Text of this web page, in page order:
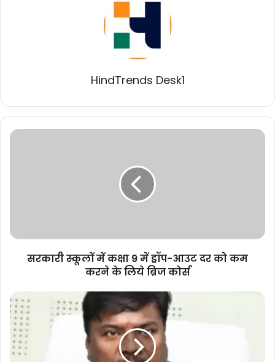
HindTrends Desk1
सरकारी
दर
लिये
ब्रिज
कोर्स
सरकारी स्कूलों में कक्षा 9 में ड्रॉप-आउट दर को कम
करने के लिये ब्रिज कोर्स
आदिवासी,
सौम्य
और
सरल
मुख्यमंत्री